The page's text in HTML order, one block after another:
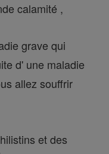
calamité ,
grave qui
d' une maladie
allez souffrir
et des